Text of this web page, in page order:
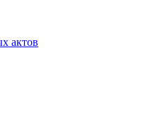
актов